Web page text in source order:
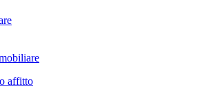
affitto